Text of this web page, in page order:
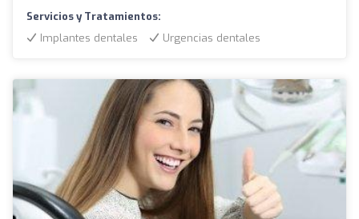
Servicios y Tratamientos:
Implantes dentales
Urgencias dentales